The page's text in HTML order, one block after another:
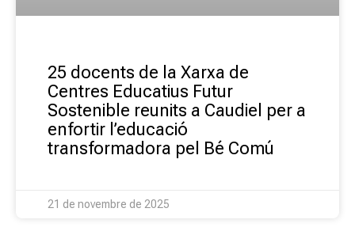
25 docents de la Xarxa de
Centres Educatius Futur
Sostenible reunits a Caudiel per a
enfortir l’educació
transformadora pel Bé Comú
21 de novembre de 2025